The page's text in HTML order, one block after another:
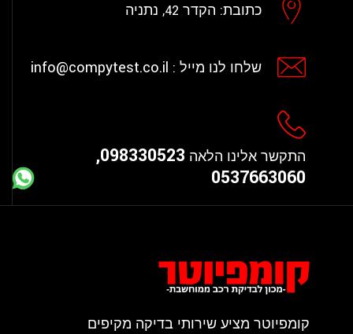
כתובת: הקדר 42, נתניה
שלחו לנו מייל : info@compytest.co.il
התקשר אלינו הלאה
098330523,
0537663060
קומפיוטר מציע שירותי בדיקה מקיפים